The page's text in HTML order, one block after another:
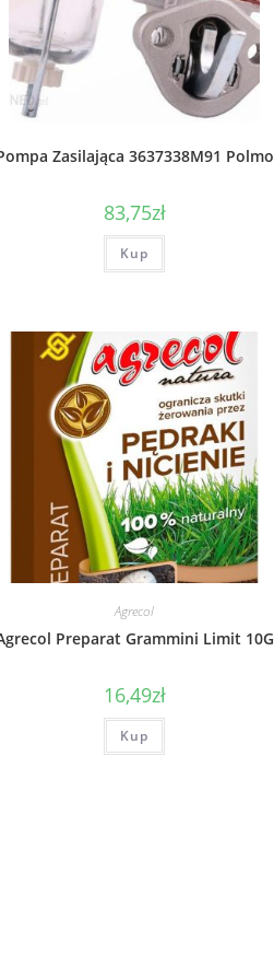
Zasilająca 3637338M91 Polmo
83,75zł
Kup
Agrecol
Preparat Grammini Limit 10G
16,49zł
Kup